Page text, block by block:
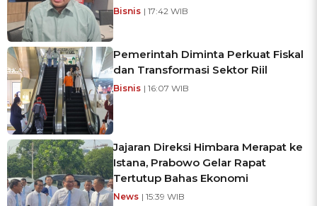
Bisnis | 17:42 WIB
Pemerintah Diminta Perkuat Fiskal
dan Transformasi Sektor Riil
Bisnis | 16:07 WIB
Jajaran Direksi Himbara Merapat ke
Istana, Prabowo Gelar Rapat
Tertutup Bahas Ekonomi
News | 15:39 WIB